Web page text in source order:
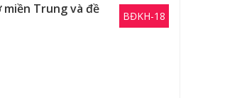
BĐKH-18
Trung và đề